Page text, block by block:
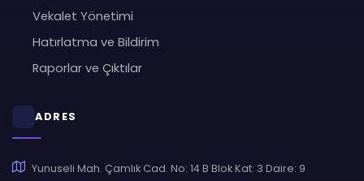
Vekalet Yönetimi
Hatırlatma ve Bildirim
Raporlar ve Çıktılar
ADRES
Yunuseli Mah. Çamlık Cad. No: 14 B Blok Kat: 3 Daire: 9